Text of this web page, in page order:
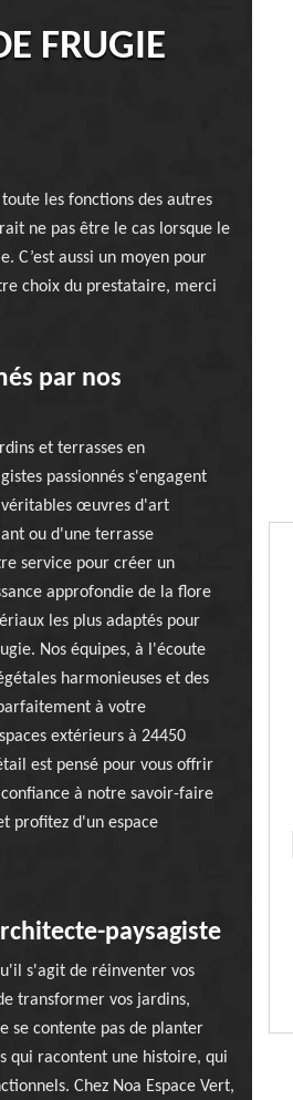
FRUGIE
les fonctions des autres
ne pas être le cas lorsque le
C’est aussi un moyen pour
choix du prestataire, merci
par nos
et terrasses en
passionnés s'engagent
véritables œuvres d'art
ou d'une terrasse
service pour créer un
approfondie de la flore
les plus adaptés pour
Nos équipes, à l'écoute
harmonieuses et des
à votre
extérieurs à 24450
est pensé pour vous offrir
à notre savoir-faire
profitez d'un espace
paysagiste
s'agit de réinventer vos
transformer vos jardins,
se contente pas de planter
qui racontent une histoire, qui
Chez Noa Espace Vert,